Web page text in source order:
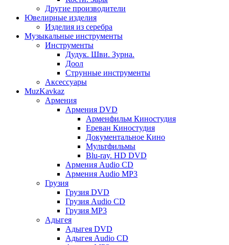
Другие производители
Ювелирные изделия
Изделия из серебра
Музыкальные инструменты
Инструменты
Дудук. Шви. Зурна.
Доол
Струнные инструменты
Аксессуары
MuzKavkaz
Армения
Армения DVD
Арменфильм Киностудия
Ереван Киностудия
Документальное Кино
Мультфильмы
Blu-ray. HD DVD
Армения Audio CD
Армения Audio MP3
Грузия
Грузия DVD
Грузия Audio CD
Грузия MP3
Адыгея
Адыгея DVD
Адыгея Audio CD